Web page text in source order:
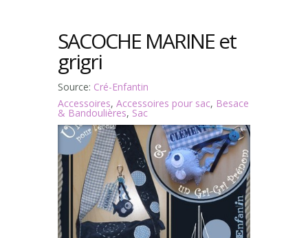
SACOCHE MARINE et
grigri
Source: Cré-Enfantin
Accessoires, Accessoires pour sac, Besace
& Bandoulières, Sac